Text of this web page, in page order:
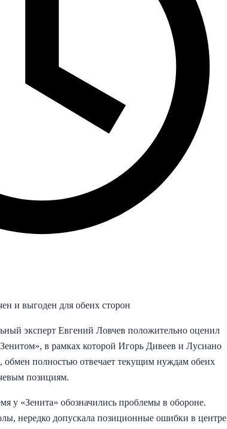
и выгоден для обеих сторон
эксперт Евгений Ловчев положительно оценил
в рамках которой Игорь Дивеев и Лусиано
полностью отвечает текущим нуждам обеих
позициям.
у «Зенита» обозначились проблемы в обороне.
нередко допускала позиционные ошибки в центре